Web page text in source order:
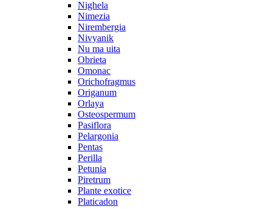
Nighela
Nimezia
Nirembergia
Nivyanik
Nu ma uita
Obrieta
Omonac
Orichofragmus
Origanum
Orlaya
Osteospermum
Pasiflora
Pelargonia
Pentas
Perilla
Petunia
Piretrum
Plante exotice
Platicadon